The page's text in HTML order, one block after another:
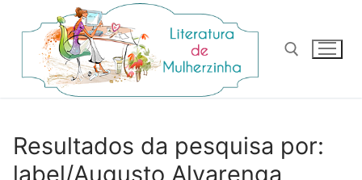
para
conteúdo
Resultados da pesquisa por:
label/Augusto Alvarenga